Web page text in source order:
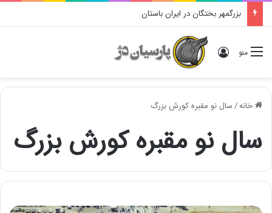
بزرگمهر بختگان در ایران باستان
منو ورود
خانه/سال نو مقبره کورش بزرگ
سال نو مقبره کورش بزرگ